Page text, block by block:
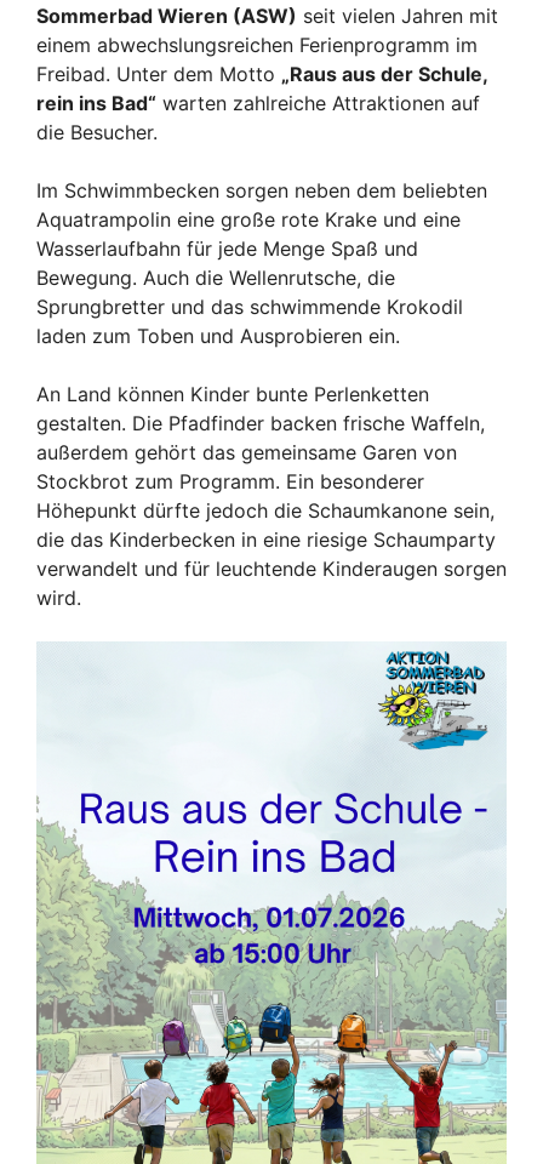
Sommerbad Wieren (ASW) seit vielen Jahren mit
einem abwechslungsreichen Ferienprogramm im
Freibad. Unter dem Motto „Raus aus der Schule,
rein ins Bad“ warten zahlreiche Attraktionen auf
die Besucher.
Im Schwimmbecken sorgen neben dem beliebten
Aquatrampolin eine große rote Krake und eine
Wasserlaufbahn für jede Menge Spaß und
Bewegung. Auch die Wellenrutsche, die
Sprungbretter und das schwimmende Krokodil
laden zum Toben und Ausprobieren ein.
An Land können Kinder bunte Perlenketten
gestalten. Die Pfadfinder backen frische Waffeln,
außerdem gehört das gemeinsame Garen von
Stockbrot zum Programm. Ein besonderer
Höhepunkt dürfte jedoch die Schaumkanone sein,
die das Kinderbecken in eine riesige Schaumparty
verwandelt und für leuchtende Kinderaugen sorgen
wird.